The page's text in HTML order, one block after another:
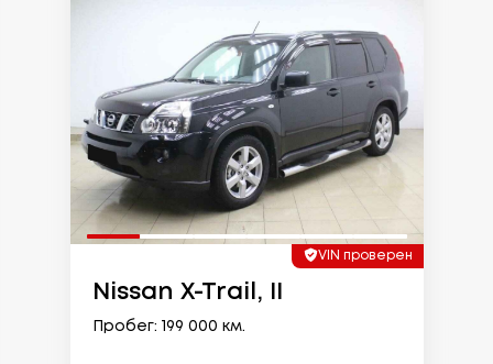
VIN проверен
Nissan X-Trail, II
Пробег: 199 000 км.